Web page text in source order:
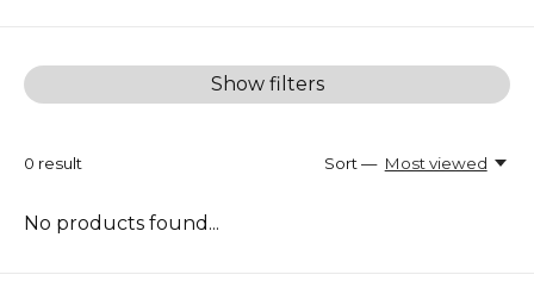
Show filters
0 result Sort — Most viewed
No products found...